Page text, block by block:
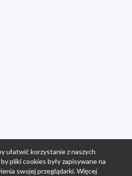
ułatwić korzystanie z naszych
pliki cookies były zapisywane na
swojej przeglądarki. Więcej